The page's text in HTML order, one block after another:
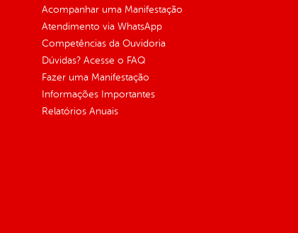
Acompanhar uma Manifestação
Atendimento via WhatsApp
Competências da Ouvidoria
Dúvidas? Acesse o FAQ
Fazer uma Manifestação
Informações Importantes
Relatórios Anuais